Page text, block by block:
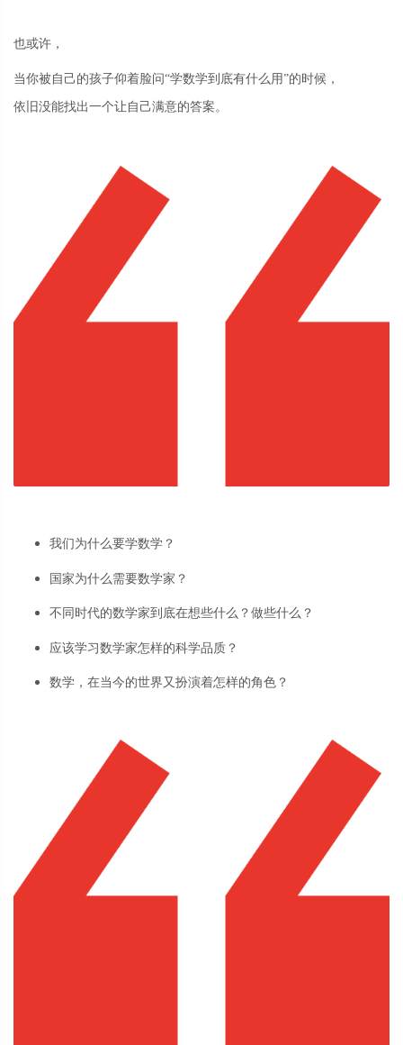
也或许，
当你被自己的孩子仰着脸问“学数学到底有什么用”的时候，
依旧没能找出一个让自己满意的答案。
我们为什么要学数学？
国家为什么需要数学家？
不同时代的数学家到底在想些什么？做些什么？
应该学习数学家怎样的科学品质？
数学，在当今的世界又扮演着怎样的角色？